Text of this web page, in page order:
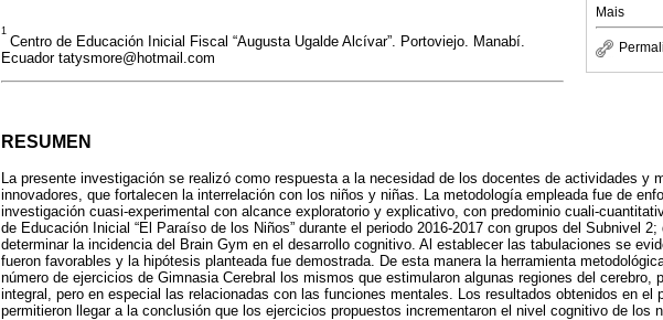
Mais
1
Centro de Educación Inicial Fiscal “Augusta Ugalde Alcívar”. Portoviejo. Manabí.
Ecuador tatysmore@hotmail.com
RESUMEN
La presente investigación se realizó como respuesta a la necesidad de los docentes de actividades y
innovadores, que fortalecen la interrelación con los niños y niñas. La metodología empleada fue de
investigación cuasi-experimental con alcance exploratorio y explicativo, con predominio cuali-
de Educación Inicial “El Paraíso de los Niños” durante el periodo 2016-2017 con grupos del Subnivel 2;
determinar la incidencia del Brain Gym en el desarrollo cognitivo. Al establecer las tabulaciones se
fueron favorables y la hipótesis planteada fue demostrada. De esta manera la herramienta
número de ejercicios de Gimnasia Cerebral los mismos que estimularon algunas regiones del cerebro,
integral, pero en especial las relacionadas con las funciones mentales. Los resultados obtenidos en el
permitieron llegar a la conclusión que los ejercicios propuestos incrementaron el nivel cognitivo de los